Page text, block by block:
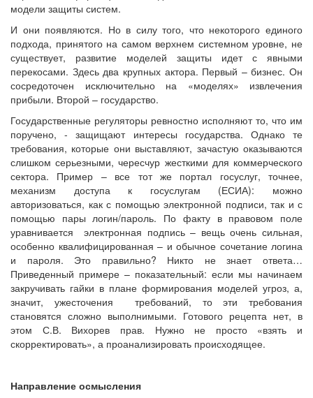
модели защиты систем.
И они появляются. Но в силу того, что некоторого единого
подхода, принятого на самом верхнем системном уровне, не
существует, развитие моделей защиты идет с явными
перекосами. Здесь два крупных актора. Первый – бизнес. Он
сосредоточен исключительно на «моделях» извлечения
прибыли. Второй – государство.
Государственные регуляторы ревностно исполняют то, что им
поручено, - защищают интересы государства. Однако те
требования, которые они выставляют, зачастую оказываются
слишком серьезными, чересчур жесткими для коммерческого
сектора. Пример – все тот же портал госуслуг, точнее,
механизм доступа к госуслугам (ЕСИА): можно
авторизоваться, как с помощью электронной подписи, так и с
помощью пары логин/пароль. По факту в правовом поле
уравнивается электронная подпись – вещь очень сильная,
особенно квалифицированная – и обычное сочетание логина
и пароля. Это правильно? Никто не знает ответа…
Приведенный примере – показательный: если мы начинаем
закручивать гайки в плане формирования моделей угроз, а,
значит, ужесточения требований, то эти требования
становятся сложно выполнимыми. Готового рецепта нет, в
этом С.В. Вихорев прав. Нужно не просто «взять и
скорректировать», а проанализировать происходящее.
Направление осмысления